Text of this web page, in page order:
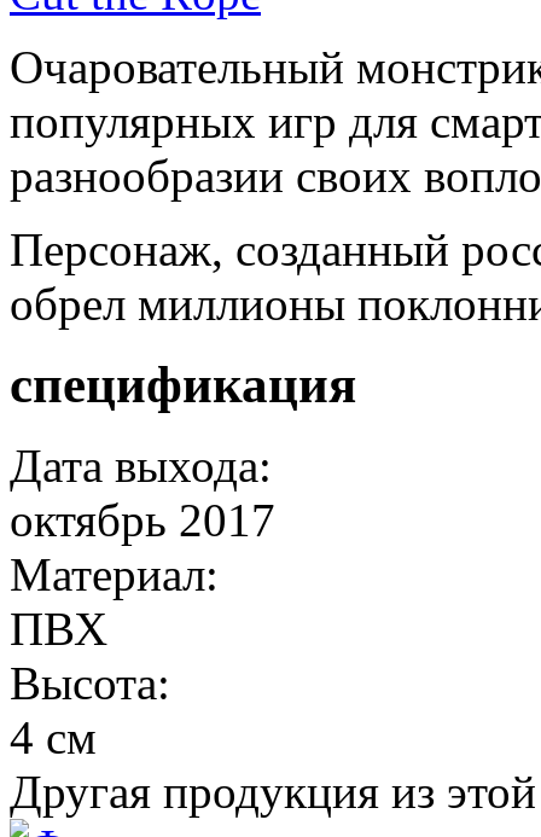
Очаровательный
популярных игр для
разнообразии своих
Персонаж, созданный
обрел миллионы
спецификация
Дата выхода:
октябрь 2017
Материал:
ПВХ
Высота:
4 см
Другая продукция из